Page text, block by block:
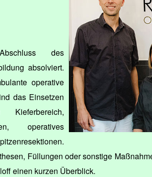
des
absolviert.
operative
das Einsetzen
operatives
Füllungen oder sonstige
einen kurzen Überblick.